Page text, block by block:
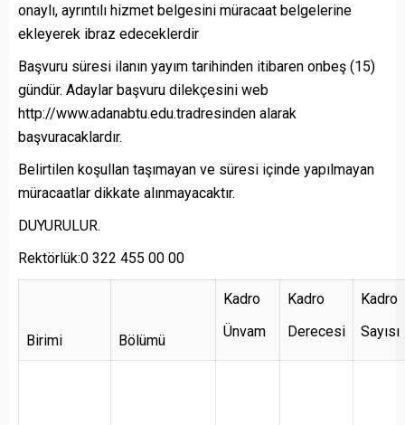
onaylı, ayrıntılı hizmet belgesini müracaat belgelerine
ekleyerek ibraz edeceklerdir
Başvuru süresi ilanın yayım tarihinden itibaren onbeş (15)
gündür. Adaylar başvuru dilekçesini web
http://www.adanabtu.edu.tradresinden alarak
başvuracaklardır.
Belirtilen koşullan taşımayan ve süresi içinde yapılmayan
müracaatlar dikkate alınmayacaktır.
DUYURULUR.
Rektörlük:0 322 455 00 00
Birimi Bölümü
Kadro
Ünvam
Kadro
Derecesi
Kadro
Sayısı